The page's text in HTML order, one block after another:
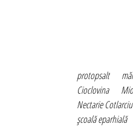
protopsalt
Cioclovina
Nectarie
şcoală eparhială